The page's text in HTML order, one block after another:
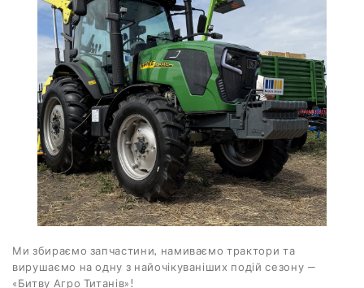
Ми збираємо запчастини, намиваємо трактори та
вирушаємо на одну з найочікуваніших подій сезону —
«Битву Агро Титанів»!